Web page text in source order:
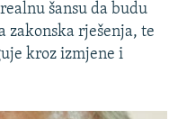
šansu da budu
zakonska rješenja, te
kroz izmjene i